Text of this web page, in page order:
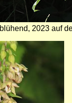
blühend, 2023 auf